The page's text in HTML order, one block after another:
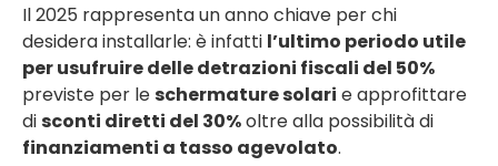
Il 2025 rappresenta un anno chiave per chi
desidera installarle: è infatti l’ultimo periodo utile
per usufruire delle detrazioni fiscali del 50%
previste per leschermature solari e approfittare
disconti diretti del 30%oltre alla possibilità di
finanziamenti a tasso agevolato.